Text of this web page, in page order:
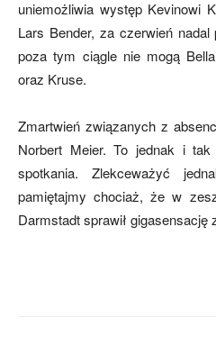
skład)
uniemożliwia występ Kevinowi
Lars Bender, za czerwień
poza tym ciągle nie mogą
oraz Kruse.
Zmartwień związanych z
Norbert Meier. To jednak i
spotkania. Zlekceważyć
pamiętajmy chociaż, że w
Darmstadt sprawił gigasensację